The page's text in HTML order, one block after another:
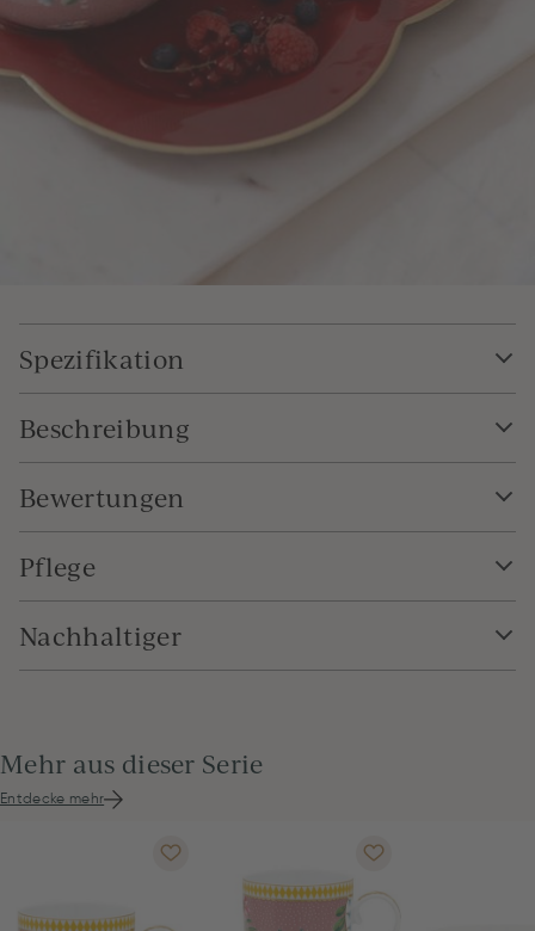
Spezifikation
Beschreibung
Bewertungen
Pflege
Nachhaltiger
Mehr aus dieser Serie
Entdecke mehr